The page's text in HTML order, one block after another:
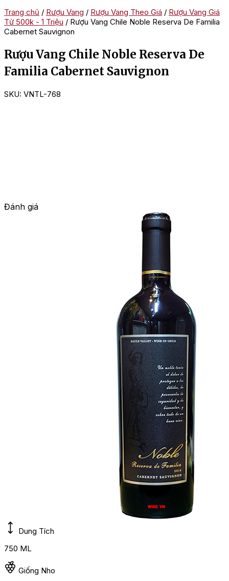
Trang chủ / Rượu Vang / Rượu Vang Theo Giá / Rượu Vang Giá
Từ 500k - 1 Triệu / Rượu Vang Chile Noble Reserva De Familia
Cabernet Sauvignon
Rượu Vang Chile Noble Reserva De
Familia Cabernet Sauvignon
SKU: VNTL-768
Đánh giá
Dung Tích
750 ML
Giống Nho